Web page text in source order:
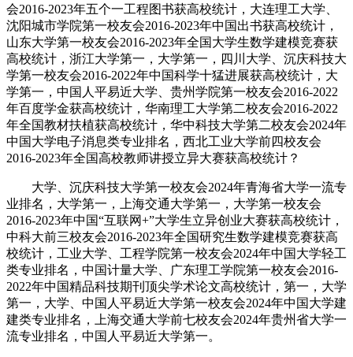
会2016-2023年五个一工程图书获高校统计，大连理工大学、
沈阳城市学院第一校友会2016-2023年中国出书获高校统计，
山东大学第一校友会2016-2023年全国大学生数学建模竞赛获
高校统计，浙江大学第一，大学第一，四川大学、沉庆科技大
学第一校友会2016-2022年中国科学十猛进展获高校统计，大
学第一，中国人平易近大学、贵州学院第一校友会2016-2022
年百度学金获高校统计，华南理工大学第二校友会2016-2022
年全国教材扶植获高校统计，华中科技大学第二校友会2024年
中国大学电子消息类专业排名，西北工业大学前四校友会
2016-2023年全国高校教师讲授立异大赛获高校统计？
大学、沉庆科技大学第一校友会2024年青海省大学一流专
业排名，大学第一，上海交通大学第一，大学第一校友会
2016-2023年中国“互联网+”大学生立异创业大赛获高校统计，
中科大前三校友会2016-2023年全国研究生数学建模竞赛获高
校统计，工业大学、工程学院第一校友会2024年中国大学轻工
类专业排名，中国计量大学、广东理工学院第一校友会2016-
2022年中国精品科技期刊顶尖学术论文高校统计，第一，大学
第一，大学、中国人平易近大学第一校友会2024年中国大学建
建类专业排名，上海交通大学前七校友会2024年贵州省大学一
流专业排名，中国人平易近大学第一。